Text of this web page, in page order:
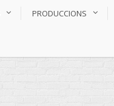
PRODUCCIONS